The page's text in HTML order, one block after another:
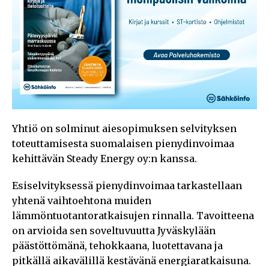
Yhtiö on solminut aiesopimuksen selvityksen
toteuttamisesta suomalaisen pienydinvoimaa
kehittävän Steady Energy oy:n kanssa.
Esiselvityksessä pienydinvoimaa tarkastellaan
yhtenä vaihtoehtona muiden
lämmöntuotantoratkaisujen rinnalla. Tavoitteena
on arvioida sen soveltuvuutta Jyväskylään
päästöttömänä, tehokkaana, luotettavana ja
pitkällä aikavälillä kestävänä energiaratkaisuna.